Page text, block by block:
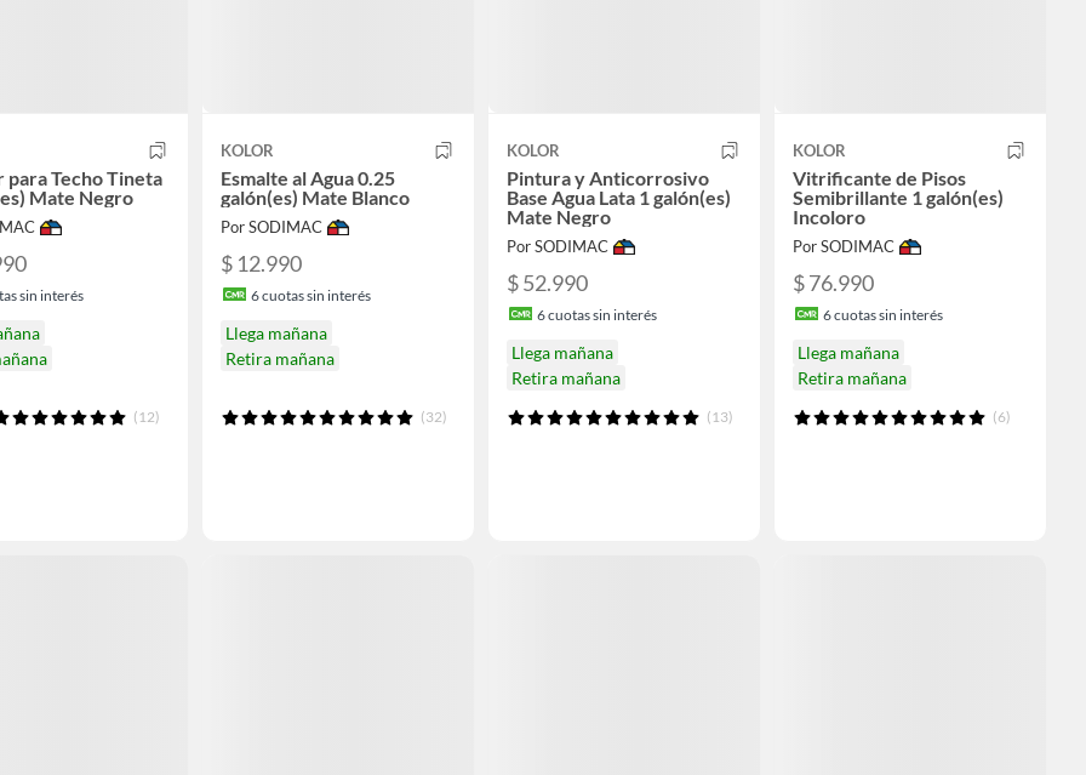
para Techo Tineta
Mate Negro
sin interés
(12)
KOLOR
Esmalte al Agua 0.25
galón(es) Mate Blanco
Por SODIMAC
$ 12.990
6cuotas sin interés
Llega mañana
Retira mañana
(32)
KOLOR
Pintura y Anticorrosivo
Base Agua Lata 1 galón(es)
Mate Negro
Por SODIMAC
$ 52.990
6cuotas sin interés
Llega mañana
Retira mañana
(13)
KOLOR
Vitrificante de Pisos
Semibrillante 1 galón(es)
Incoloro
Por SODIMAC
$ 76.990
6cuotas sin interés
Llega mañana
Retira mañana
(6)